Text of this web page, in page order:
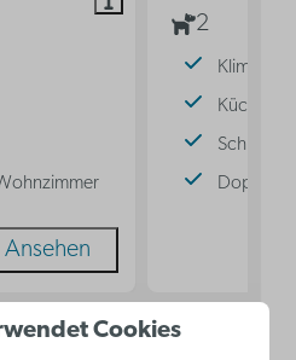
Ansehen
2
Küche
Cookies